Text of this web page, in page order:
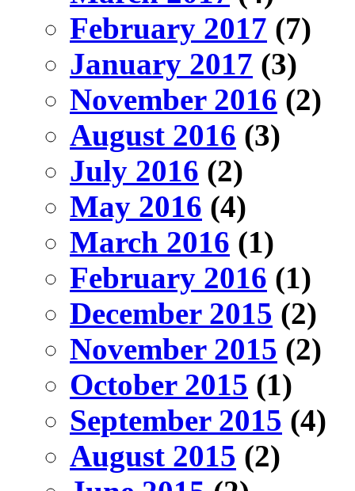
February 2017 (7)
January 2017 (3)
November 2016 (2)
August 2016 (3)
July 2016 (2)
May 2016 (4)
March 2016 (1)
February 2016 (1)
December 2015 (2)
November 2015 (2)
October 2015 (1)
September 2015 (4)
August 2015 (2)